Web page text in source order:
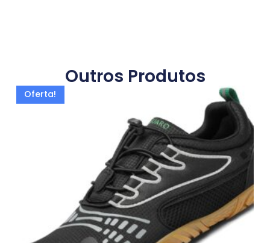
Outros Produtos
Oferta!